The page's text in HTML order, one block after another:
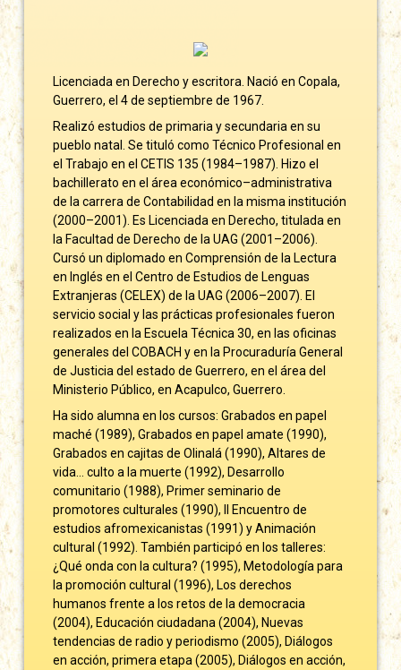
Licenciada en Derecho y escritora. Nació en Copala,
Guerrero, el 4 de septiembre de 1967.
Realizó estudios de primaria y secundaria en su
pueblo natal. Se tituló como Técnico Profesional en
el Trabajo en el CETIS 135 (1984–1987). Hizo el
bachillerato en el área económico–administrativa
de la carrera de Contabilidad en la misma institución
(2000–2001). Es Licenciada en Derecho, titulada en
la Facultad de Derecho de la UAG (2001–2006).
Cursó un diplomado en Comprensión de la Lectura
en Inglés en el Centro de Estudios de Lenguas
Extranjeras (CELEX) de la UAG (2006–2007). El
servicio social y las prácticas profesionales fueron
realizados en la Escuela Técnica 30, en las oficinas
generales del COBACH y en la Procuraduría General
de Justicia del estado de Guerrero, en el área del
Ministerio Público, en Acapulco, Guerrero.
Ha sido alumna en los cursos: Grabados en papel
maché (1989), Grabados en papel amate (1990),
Grabados en cajitas de Olinalá (1990), Altares de
vida… culto a la muerte (1992), Desarrollo
comunitario (1988), Primer seminario de
promotores culturales (1990), II Encuentro de
estudios afromexicanistas (1991) y Animación
cultural (1992). También participó en los talleres:
¿Qué onda con la cultura? (1995), Metodología para
la promoción cultural (1996), Los derechos
humanos frente a los retos de la democracia
(2004), Educación ciudadana (2004), Nuevas
tendencias de radio y periodismo (2005), Diálogos
en acción, primera etapa (2005), Diálogos en acción,